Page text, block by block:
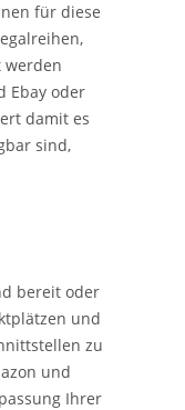
für diese
werden
Ebay oder
damit es
sind,
bereit oder
und
zu
und
Ihrer